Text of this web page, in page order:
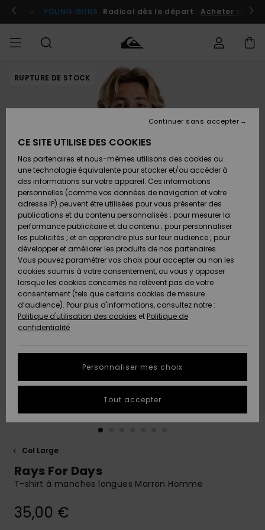
l'information
le
Se connecter / s'inscrire
YOUNG GUNS Radical dès le départ. Acheter
HOMME Vêtements
Chaussures
& Tongs
Surf
Snow
Nouveautés
A
Découvrir
Vêtements
Chaussures
& Tongs
Surf
Snow
Nouveautés
A
Découvrir
FEMME
Shop
A
Découvrir
Snow
SURF
Surf
Shop
Homme
Surf
Shop
Enfant
Highlights
Communauté
SNOW
Snow
Shop
Homme
Snow
Shop
Enfant
Snow
Shop
Femme
A
Découvrir
Communauté
OUTLET
Outlet
Homme
Enfant
Outlet
Femme
AIDE &
CONTACT
Accéder à
commande
Retours
Paiement
Carte
Cadeau
Quiksilver
Freedom
Protection
des
tailles
conversation
plus rapide
à votre
question.
MAGASINS
QUIKSILVER
RUPTURE DE STOCK
Col Large
Rays For Days
T-shirt à manches longues Marron Homme
35,00 €
CE SITE UTILISE DES COOKIES
Nos partenaires et nous-mêmes utilisons des cookies ou
une technologie équivalente pour stocker et/ou accéder à
des informations sur votre appareil. Ces informations
personnelles (comme vos données de navigation et votre
adresse IP) peuvent être utilisées pour vous présenter des
publications et du contenu personnalisés ; pour mesurer la
performance publicitaire et du contenu ; pour personnaliser
les publicités ; et en apprendre plus sur leur audience ; pour
développer et améliorer les produits de nos partenaires.
Vous pouvez paramétrer vos choix pour accepter ou non les
cookies soumis à votre consentement, ou vous y opposer
lorsque les cookies concernés ne relèvent pas de votre
consentement (tels que certains cookies de mesure
d’audience). Pour plus d'informations, consultez notre :
Politique d'utilisation des cookies et Politique de
confidentialité
Personnaliser mes choix
Continuer sans accepter
Tout accepter